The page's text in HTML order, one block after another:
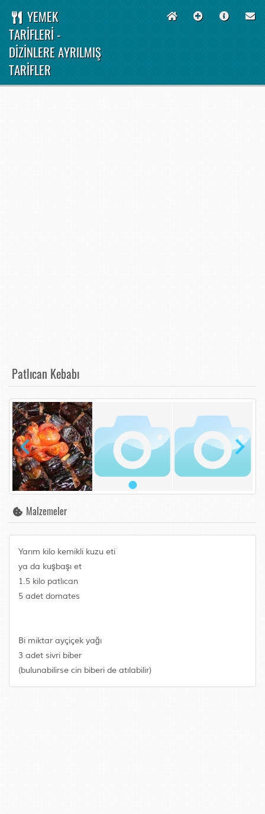
YEMEK
TARİFLERİ -
DİZİNLERE AYRILMIŞ
TARİFLER
Patlıcan Kebabı
Malzemeler
Yarım kilo kemikli kuzu eti
ya da kuşbaşı et
1.5 kilo patlıcan
5 adet domates
Bi miktar ayçiçek yağı
3 adet sivri biber
(bulunabilirse cin biberi de atılabilir)